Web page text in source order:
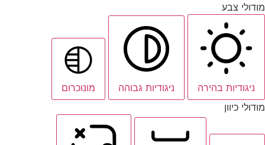
מודולי צבע
ניגודיות בהירה ניגודיות גבוהה
מונוכרום
מודולי כיוון